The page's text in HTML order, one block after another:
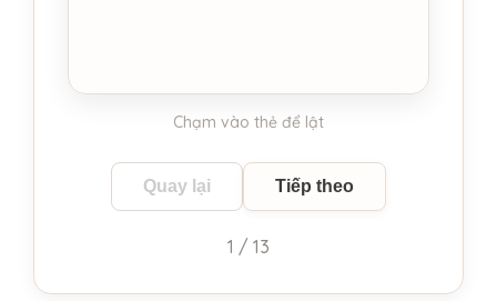
Chạm vào thẻ để lật
Quay lại Tiếp theo
1 / 13